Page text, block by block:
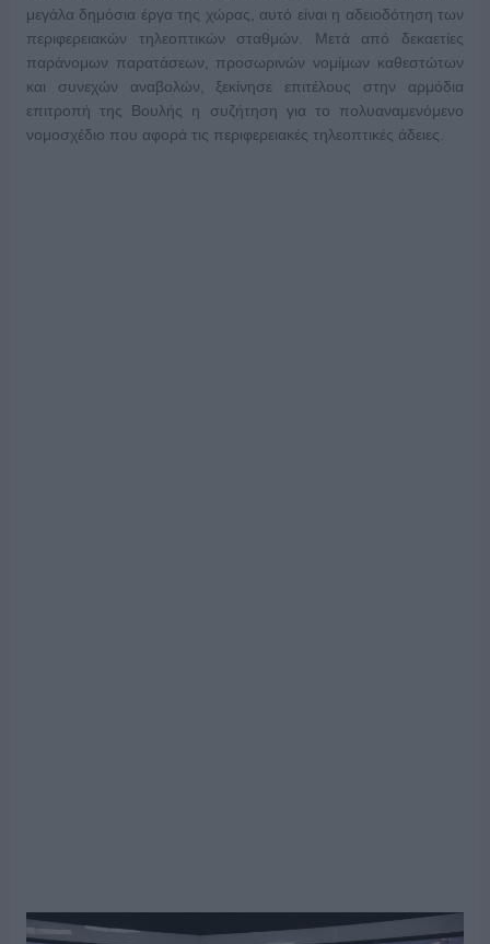
μεγάλα δημόσια έργα της χώρας, αυτό είναι η αδειοδότηση των
περιφερειακών τηλεοπτικών σταθμών. Μετά από δεκαετίες
παράνομων παρατάσεων, προσωρινών νομίμων καθεστώτων
και συνεχών αναβολών, ξεκίνησε επιτέλους στην αρμόδια
επιτροπή της Βουλής η συζήτηση για το πολυαναμενόμενο
νομοσχέδιο που αφορά τις περιφερειακές τηλεοπτικές άδειες.